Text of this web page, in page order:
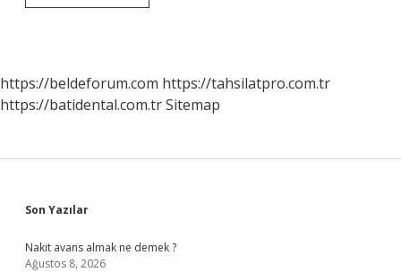
Nedir
https://beldeforum.com https://tahsilatpro.com.tr
https://batidental.com.trSitemap
Sidebar
Son Yazılar
Nakit avans almak ne demek ?
Ağustos 8, 2026